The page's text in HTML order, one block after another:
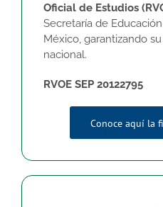
Oficial de Estudios
Secretaría de
México, garantizando
nacional.
RVOE SEP 20122795
Conoce aquí la